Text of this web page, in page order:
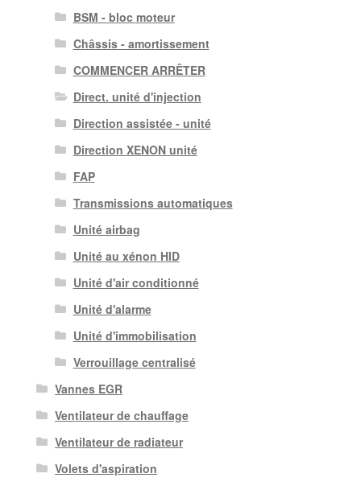
BSM - bloc moteur
Châssis - amortissement
COMMENCER ARRÊTER
Direct. unité d'injection
Direction assistée - unité
Direction XENON unité
FAP
Transmissions automatiques
Unité airbag
Unité au xénon HID
Unité d'air conditionné
Unité d'alarme
Unité d'immobilisation
Verrouillage centralisé
Vannes EGR
Ventilateur de chauffage
Ventilateur de radiateur
Volets d'aspiration